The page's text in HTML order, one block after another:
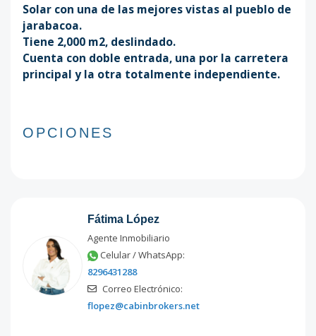
Solar con una de las mejores vistas al pueblo de
jarabacoa.
Tiene 2,000 m2, deslindado.
Cuenta con doble entrada, una por la carretera
principal y la otra totalmente independiente.
OPCIONES
Fátima López
Agente Inmobiliario
Celular / WhatsApp:
8296431288
Correo Electrónico:
flopez@cabinbrokers.net